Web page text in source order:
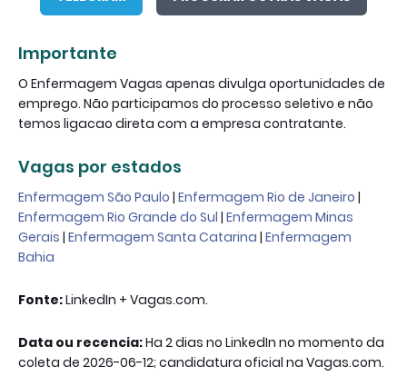
Importante
O Enfermagem Vagas apenas divulga oportunidades de
emprego. Não participamos do processo seletivo e não
temos ligacao direta com a empresa contratante.
Vagas por estados
Enfermagem São Paulo | Enfermagem Rio de Janeiro |
Enfermagem Rio Grande do Sul | Enfermagem Minas
Gerais | Enfermagem Santa Catarina | Enfermagem
Bahia
Fonte:LinkedIn + Vagas.com.
Data ou recencia:Ha 2 dias no LinkedIn no momento da
coleta de 2026-06-12; candidatura oficial na Vagas.com.